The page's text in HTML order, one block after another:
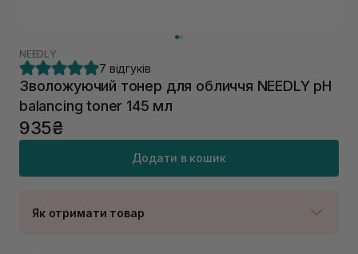
NEEDLY
7 відгуків
Зволожуючий тонер для обличчя NEEDLY pH
balancing toner 145 мл
935₴
Додати в кошик
Як отримати товар